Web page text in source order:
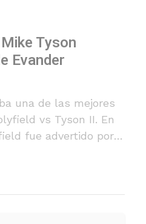
Tyson
Evander
una de las mejores
vs Tyson II. En
fue advertido por
Tyson perdió